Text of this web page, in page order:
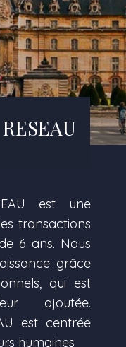
est une
transactions
6 ans. Nous
grâce
qui est
ajoutée.
est centrée
humaines